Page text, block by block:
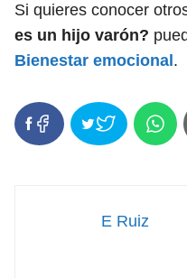
Si quieres conocer
es un hijo varón?
Bienestar emocional .
E Ruiz